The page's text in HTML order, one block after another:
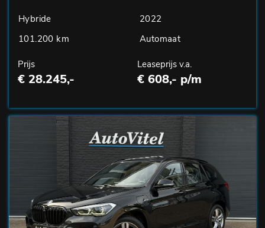
Hybride
2022
101.200 km
Automaat
Prijs
€ 28.245,-
Leaseprijs v.a.
€ 608,- p/m